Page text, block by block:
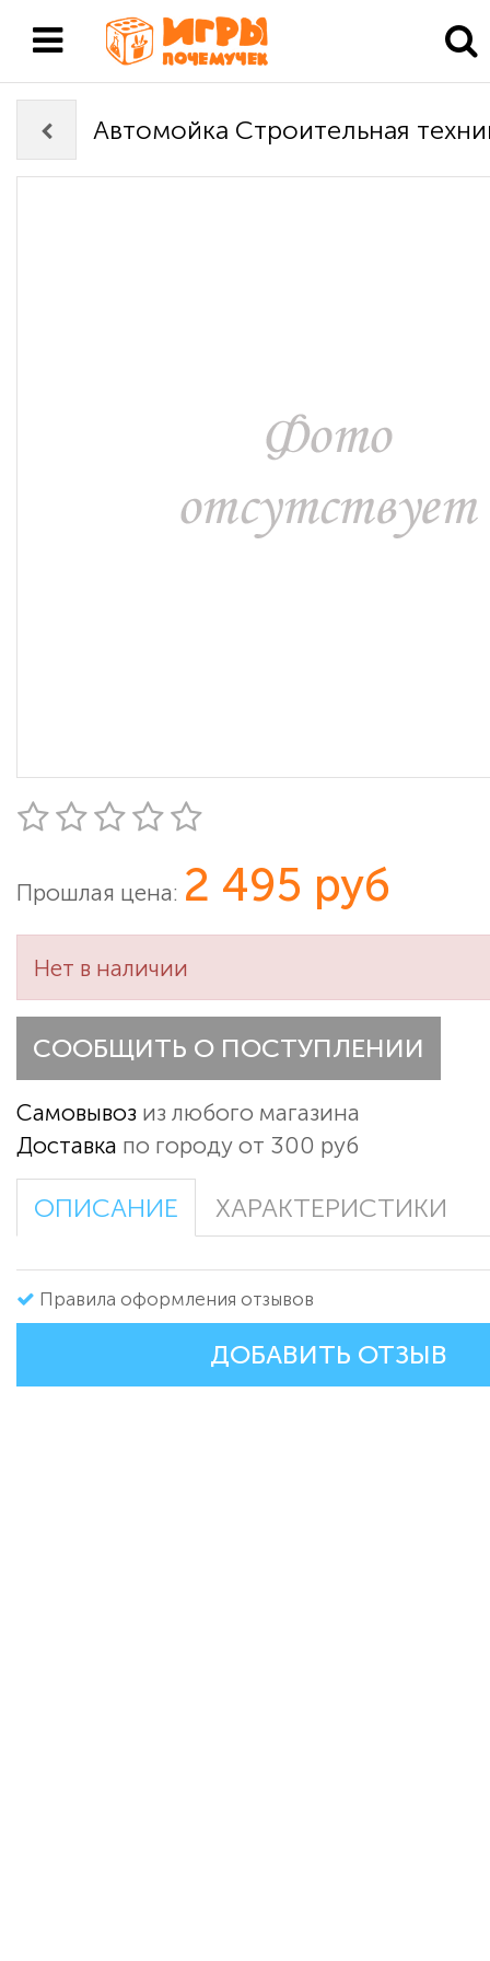
Автомойка Строительная
Прошлая цена: 2 495 руб
Нет в наличии
СООБЩИТЬ О ПОСТУПЛЕНИИ
Самовывоз из любого магазина
Доставка по городу от 300 руб
ОПИСАНИЕ ХАРАКТЕРИСТИКИ
Правила оформления отзывов
ДОБАВИТЬ ОТЗЫВ